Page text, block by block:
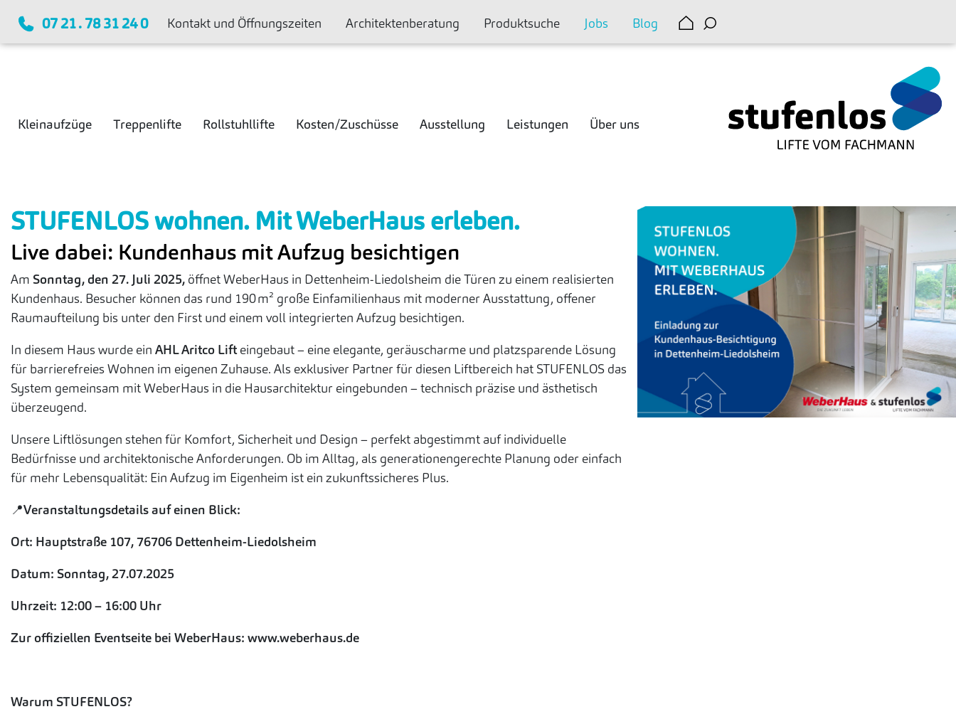
07 21 . 78 31 24 0 Kontakt und Öffnungszeiten Architektenberatung Produktsuche Jobs Blog
Kleinaufzüge Treppenlifte Rollstuhllifte Kosten/Zuschüsse Ausstellung Leistungen Über uns
STUFENLOS wohnen. Mit WeberHaus erleben.
Live dabei: Kundenhaus mit Aufzug besichtigen
Am Sonntag, den 27. Juli 2025, öffnet WeberHaus in Dettenheim-Liedolsheim die Türen zu einem realisierten
Kundenhaus. Besucher können das rund 190 m² große Einfamilienhaus mit moderner Ausstattung, offener
Raumaufteilung bis unter den First und einem voll integrierten Aufzug besichtigen.
In diesem Haus wurde ein AHL Aritco Lifteingebaut – eine elegante, geräuscharme und platzsparende Lösung
für barrierefreies Wohnen im eigenen Zuhause. Als exklusiver Partner für diesen Liftbereich hat STUFENLOS das
System gemeinsam mit WeberHaus in die Hausarchitektur eingebunden – technisch präzise und ästhetisch
überzeugend.
Unsere Liftlösungen stehen für Komfort, Sicherheit und Design – perfekt abgestimmt auf individuelle
Bedürfnisse und architektonische Anforderungen. Ob im Alltag, als generationengerechte Planung oder einfach
für mehr Lebensqualität: Ein Aufzug im Eigenheim ist ein zukunftssicheres Plus.
📍Veranstaltungsdetails auf einen Blick:
Ort: Hauptstraße 107, 76706 Dettenheim-Liedolsheim
Datum: Sonntag, 27.07.2025
Uhrzeit: 12:00 – 16:00 Uhr
Zur offiziellen Eventseite bei WeberHaus: www.weberhaus.de
Warum STUFENLOS?